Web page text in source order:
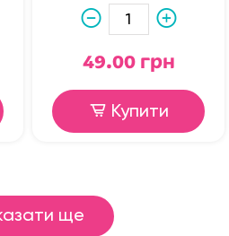
49.00 грн
Купити
ще